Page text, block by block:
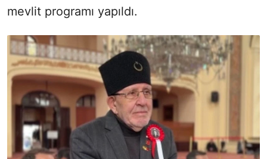
mevlit programı yapıldı.